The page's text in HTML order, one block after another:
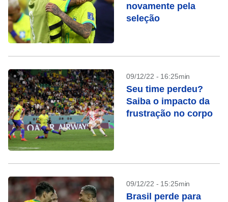
novamente pela
seleção
09/12/22 - 16:25min
Seu time perdeu?
Saiba o impacto da
frustração no corpo
09/12/22 - 15:25min
Brasil perde para